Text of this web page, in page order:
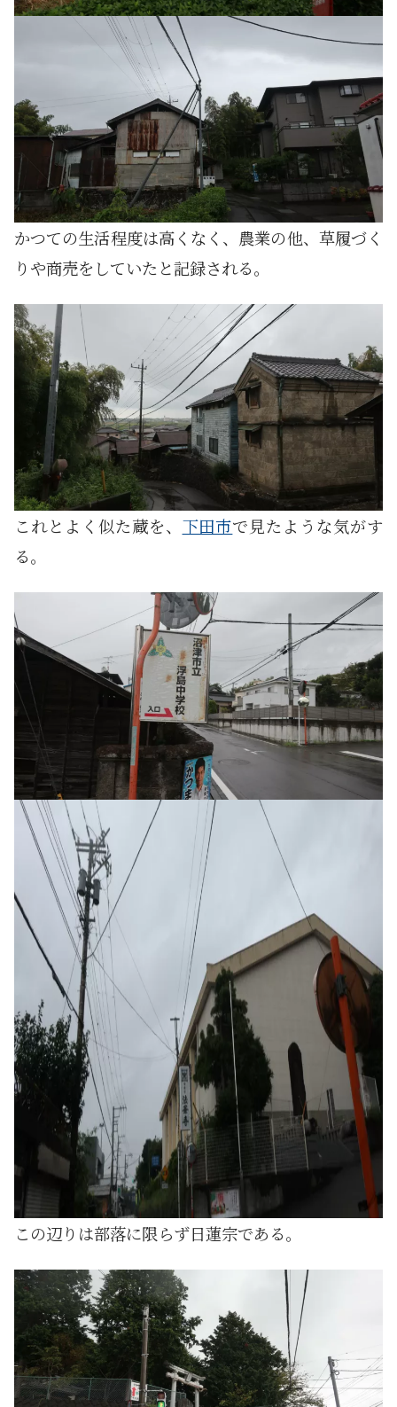
かつての生活程度は高くなく、農業の他、草履づく
りや商売をしていたと記録される。
これとよく似た蔵を、 下田市で見たような気がす
る。
この辺りは部落に限らず日蓮宗である。